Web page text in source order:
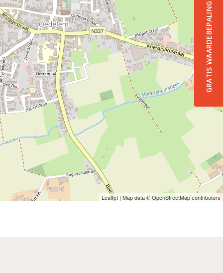
GRATIS WAARDEBEPALING
Leaflet | Map data ©OpenStreetMapcontributors